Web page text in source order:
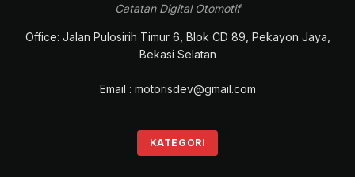
Catatan Digital Otomotif
Office: Jalan Pulosirih Timur 6, Blok CD 89, Pekayon Jaya,
Bekasi Selatan
Email : motorisdev@gmail.com
KATEGORI